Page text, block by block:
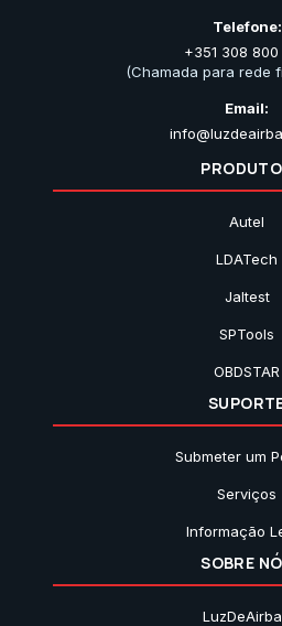
Telefone:
+351 308 800
(Chamada para rede
Email:
Autel
LDATech
Jaltest
SPTools
OBDSTAR
Submeter um
Serviços
Informação
SOBRE